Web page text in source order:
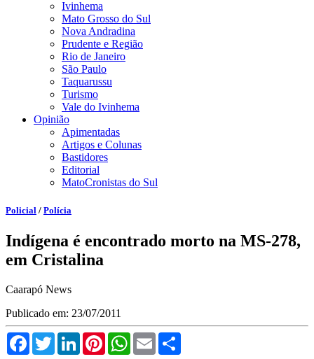
Ivinhema
Mato Grosso do Sul
Nova Andradina
Prudente e Região
Rio de Janeiro
São Paulo
Taquarussu
Turismo
Vale do Ivinhema
Opinião
Apimentadas
Artigos e Colunas
Bastidores
Editorial
MatoCronistas do Sul
Policial / Polícia
Indígena é encontrado morto na MS-278,
em Cristalina
Caarapó News
Publicado em: 23/07/2011
FacebookTwitterLinkedInPinterestWhatsApp
Email